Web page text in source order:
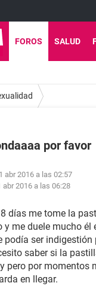
FOROS SALUD
por favor
abr 2016 a las 02:57
abr 2016 a las 06:28
días me tome la
y me duele mucho
podía ser
saber si la
pero por momentos
en llegar.